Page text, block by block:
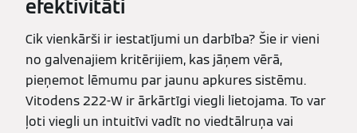
efektivitāti
Cik vienkārši ir iestatījumi un darbība? Šie ir vieni
no galvenajiem kritērijiem, kas jāņem vērā,
pieņemot lēmumu par jaunu apkures sistēmu.
Vitodens 222-W ir ārkārtīgi viegli lietojama. To var
ļoti viegli un intuitīvi vadīt no viedtālruņa vai